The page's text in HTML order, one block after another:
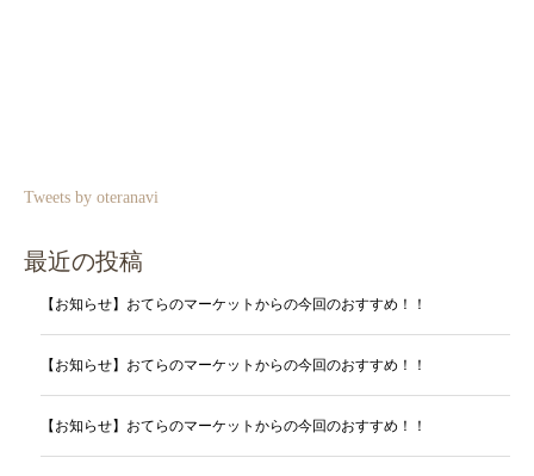
Tweets by oteranavi
最近の投稿
【お知らせ】おてらのマーケットからの今回のおすすめ！！
【お知らせ】おてらのマーケットからの今回のおすすめ！！
【お知らせ】おてらのマーケットからの今回のおすすめ！！